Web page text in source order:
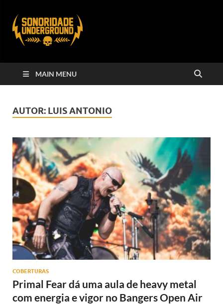
MAIN MENU
AUTOR: LUIS ANTONIO
COBERTURAS
Primal Fear dá uma aula de heavy metal
com energia e vigor no Bangers Open Air